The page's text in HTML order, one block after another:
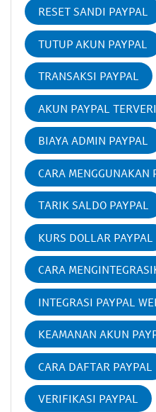
RESET SANDI PAYPAL
TUTUP AKUN PAYPAL
TRANSAKSI PAYPAL
AKUN PAYPAL
BIAYA ADMIN PAYPAL
CARA MENGGUNAKAN
TARIK SALDO PAYPAL
KURS DOLLAR PAYPAL
CARA
INTEGRASI PAYPAL
KEAMANAN AKUN
CARA DAFTAR PAYPAL
VERIFIKASI PAYPAL